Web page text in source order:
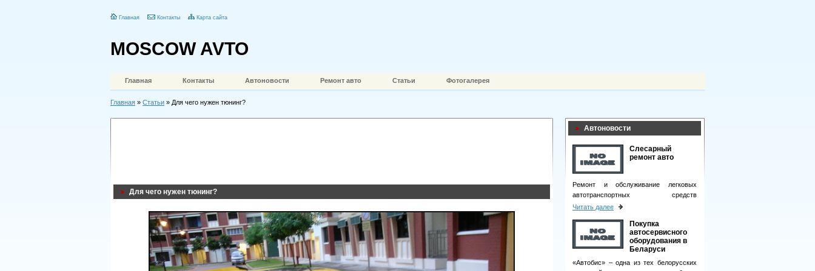
Главная Контакты Карта сайта
MOSCOW AVTO
Главная Контакты Автоновости Ремонт авто Статьи Фотогалерея
Главная » Статьи » Для чего нужен тюнинг?
Для чего нужен тюнинг?
Автоновости
Слесарный
ремонт авто
Ремонт и обслуживание легковых
автотранспортных средств
подразумевает целый комплекс
Читать далее
Покупка
автосервисного
оборудования в
Беларуси
«Автобис» – одна из тех белорусских